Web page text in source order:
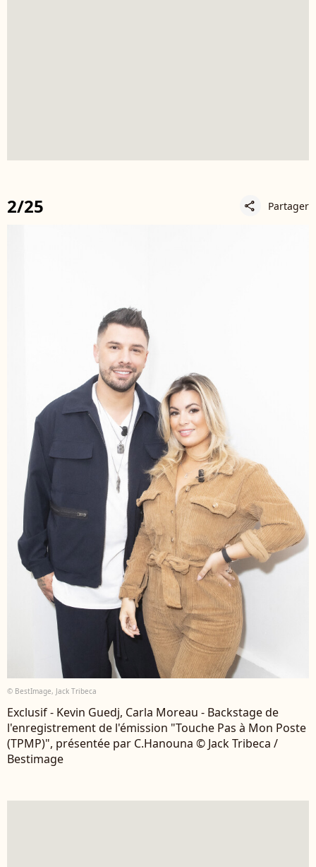
2/25 share Partager
© BestImage, Jack Tribeca
Exclusif - Kevin Guedj, Carla Moreau - Backstage de
l'enregistrement de l'émission "Touche Pas à Mon Poste
(TPMP)", présentée par C.Hanouna © Jack Tribeca /
Bestimage